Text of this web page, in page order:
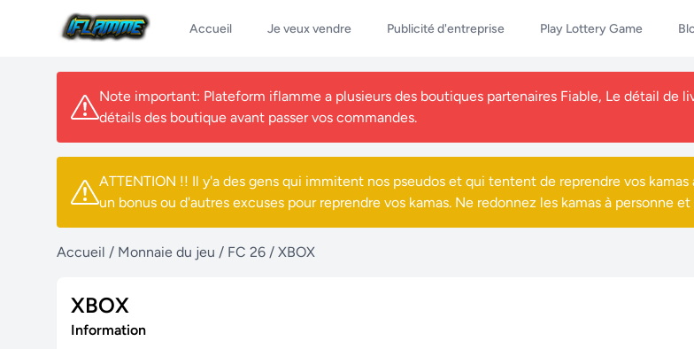
Accueil Je veux vendre Publicité d'entreprise Play Lottery Game
Note important: Plateform iflamme a plusieurs des boutiques partenaires Fiable, Le détail
détails des boutique avant passer vos commandes.
ATTENTION !! Il y'a des gens qui immitent nos pseudos et qui tentent de reprendre vos
un bonus ou d'autres excuses pour reprendre vos kamas. Ne redonnez les kamas à personne
Accueil / Monnaie du jeu / FC 26 / XBOX
XBOX
Information